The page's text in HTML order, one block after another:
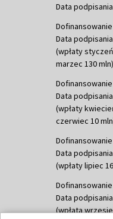
Data
Dofinansowanie
Data
(wpłaty
marzec 130 mln)
Dofinansowanie
Data podpisania
(wpłaty
czerwiec 10
Dofinansowanie
Data podpisania
(wpłaty lipiec
Dofinansowanie
Data podpisania
(wpłata